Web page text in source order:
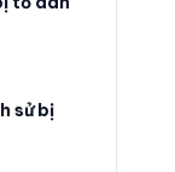
sử bị